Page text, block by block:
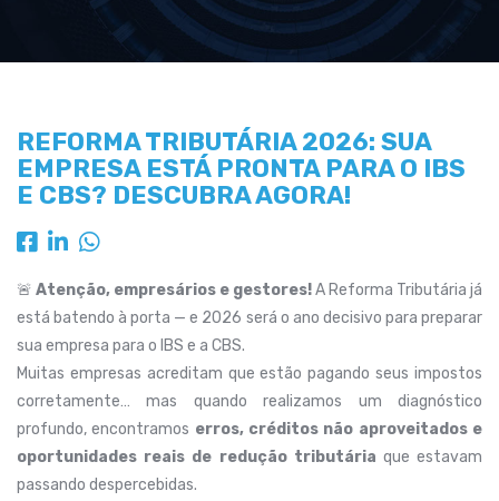
REFORMA TRIBUTÁRIA 2026: SUA
EMPRESA ESTÁ PRONTA PARA O IBS
E CBS? DESCUBRA AGORA!
🚨 Atenção, empresários e gestores!A Reforma Tributária já
está batendo à porta — e 2026 será o ano decisivo para preparar
sua empresa para o IBS e a CBS.
Muitas empresas acreditam que estão pagando seus impostos
corretamente… mas quando realizamos um diagnóstico
profundo, encontramos erros, créditos não aproveitados e
oportunidades reais de redução tributária que estavam
passando despercebidas.